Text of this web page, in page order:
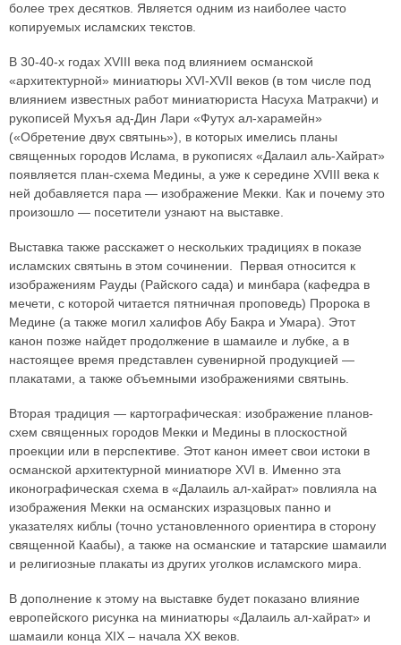
более трех десятков. Является одним из наиболее часто
копируемых исламских текстов.
В 30-40-х годах XVIII века под влиянием османской
«архитектурной» миниатюры XVI-XVII веков (в том числе под
влиянием известных работ миниатюриста Насуха Матракчи) и
рукописей Мухъя ад-Дин Лари «Футух ал-харамейн»
(«Обретение двух святынь»), в которых имелись планы
священных городов Ислама, в рукописях «Далаил аль-Хайрат»
появляется план-схема Медины, а уже к середине XVIII века к
ней добавляется пара — изображение Мекки. Как и почему это
произошло — посетители узнают на выставке.
Выставка также расскажет о нескольких традициях в показе
исламских святынь в этом сочинении. Первая относится к
изображениям Рауды (Райского сада) и минбара (кафедра в
мечети, с которой читается пятничная проповедь) Пророка в
Медине (а также могил халифов Абу Бакра и Умара). Этот
канон позже найдет продолжение в шамаиле и лубке, а в
настоящее время представлен сувенирной продукцией —
плакатами, а также объемными изображениями святынь.
Вторая традиция — картографическая: изображение планов-
схем священных городов Мекки и Медины в плоскостной
проекции или в перспективе. Этот канон имеет свои истоки в
османской архитектурной миниатюре XVI в. Именно эта
иконографическая схема в «Далаиль ал-хайрат» повлияла на
изображения Мекки на османских изразцовых панно и
указателях киблы (точно установленного ориентира в сторону
священной Каабы), а также на османские и татарские шамаили
и религиозные плакаты из других уголков исламского мира.
В дополнение к этому на выставке будет показано влияние
европейского рисунка на миниатюры «Далаиль ал-хайрат» и
шамаили конца XIX – начала XX веков.